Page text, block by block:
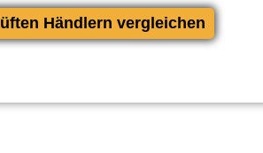
Händlern vergleichen